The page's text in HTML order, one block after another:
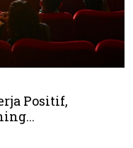
Positif,